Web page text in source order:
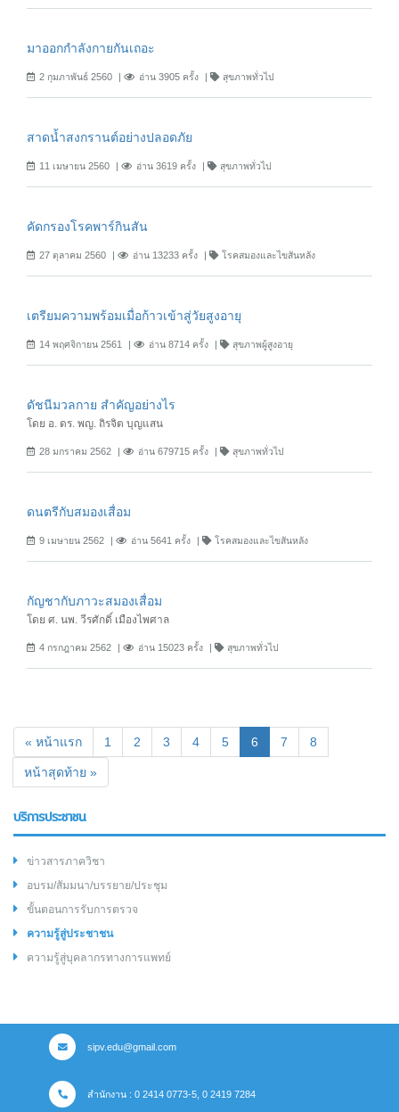
มาออกกำลังกายกันเถอะ
2 กุมภาพันธ์ 2560 อ่าน 3905 ครั้ง สุขภาพทั่วไป
สาดน้ำสงกรานต์อย่างปลอดภัย
11 เมษายน 2560 อ่าน 3619 ครั้ง สุขภาพทั่วไป
คัดกรองโรคพาร์กินสัน
27 ตุลาคม 2560 อ่าน 13233 ครั้ง โรคสมองและไขสันหลัง
เตรียมความพร้อมเมื่อก้าวเข้าสู่วัยสูงอายุ
14 พฤศจิกายน 2561 อ่าน 8714 ครั้ง สุขภาพผู้สูงอายุ
ดัชนีมวลกาย สำคัญอย่างไร
โดย อ. ดร. พญ. ถิรจิต บุญแสน
28 มกราคม 2562 อ่าน 679715 ครั้ง สุขภาพทั่วไป
ดนตรีกับสมองเสื่อม
9 เมษายน 2562 อ่าน 5641 ครั้ง โรคสมองและไขสันหลัง
กัญชากับภาวะสมองเสื่อม
โดย ศ. นพ. วีรศักดิ์ เมืองไพศาล
4 กรกฎาคม 2562 อ่าน 15023 ครั้ง สุขภาพทั่วไป
« หน้าแรก 1 2 3 4 5 6 (current)
7 8
หน้าสุดท้าย »
บริการประชาชน
ข่าวสารภาควิชา
อบรม/สัมมนา/บรรยาย/ประชุม
ขั้นตอนการรับการตรวจ
ความรู้สู่ประชาชน
ความรู้สู่บุคลากรทางการแพทย์
sipv.edu@gmail.com
สำนักงาน : 0 2414 0773-5, 0 2419 7284